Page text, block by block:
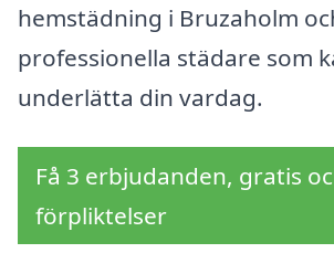
hemstädning i Bruzaholm
professionella städare som
underlätta din vardag.
Få 3 erbjudanden, gratis
förpliktelser